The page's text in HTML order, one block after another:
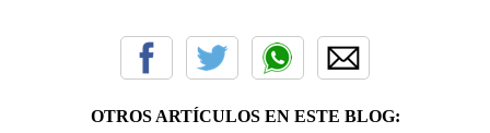
OTROS ARTÍCULOS EN ESTE BLOG: